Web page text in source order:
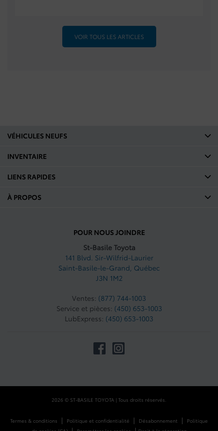
VOIR TOUS LES ARTICLES
POUR NOUS JOINDRE
St-Basile Toyota
141 Blvd. Sir-Wilfrid-Laurier
Saint-Basile-le-Grand, Québec
J3N 1M2
Ventes: (877) 744-1003
Service et pièces: (450) 653-1003
LubExpress: (450) 653-1003
VÉHICULES NEUFS
INVENTAIRE
LIENS RAPIDES
À PROPOS
2026 © ST-BASILE TOYOTA | Tous droits réservés.
Termes & conditions | Politique et confidentialité | Désabonnement |
Politique